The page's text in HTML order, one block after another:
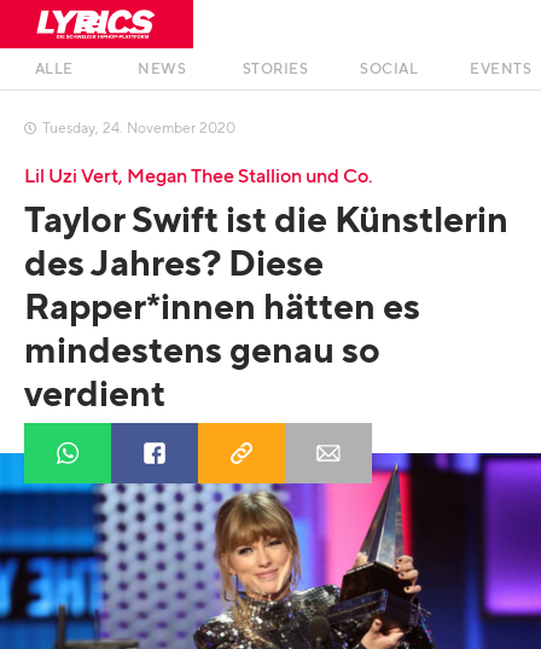
ALLE NEWS STORIES SOCIAL EVENTS
 Tuesday, 24. November 2020
Lil Uzi Vert, Megan Thee Stallion und Co.
Taylor Swift ist die Künstlerin
des Jahres? Diese
Rapper*innen hätten es
mindestens genau so
verdient